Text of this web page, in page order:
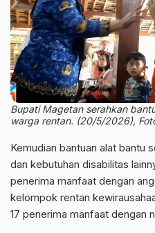
Bupati Magetan serahkan
warga rentan. (20/5/2026),
Kemudian bantuan alat bantu
dan kebutuhan disabilitas
penerima manfaat dengan
kelompok rentan
17 penerima manfaat dengan